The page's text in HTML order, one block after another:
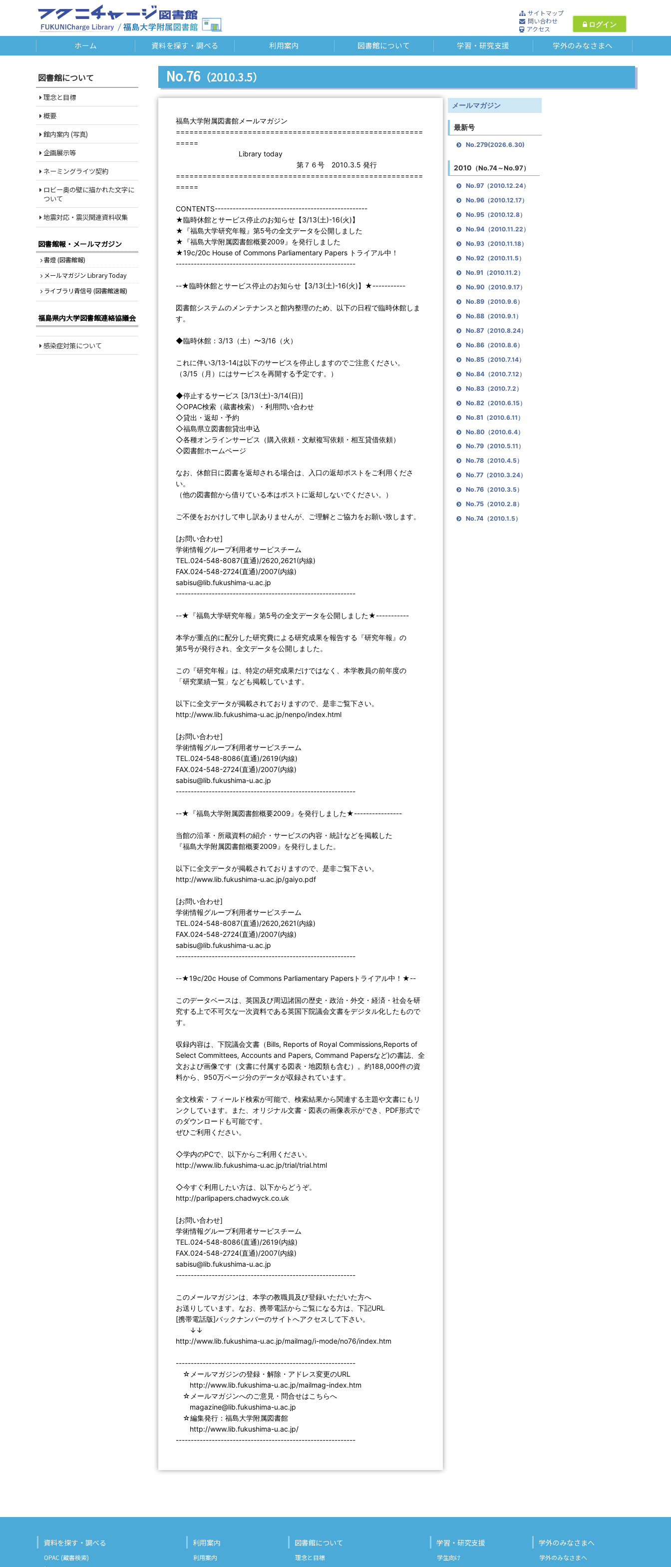
サイトマップ
問い合わせ
アクセス
ログイン
ホーム 資料を探す・調べる 利用案内 図書館について 学習・研究支援 学外のみなさまへ
No.76 （2010.3.5）
福島大学附属図書館メールマガジン
=======================================================
=====
Library today
第７６号 2010.3.5 発行
=======================================================
=====
CONTENTS---------------------------------------------------
★臨時休館とサービス停止のお知らせ【3/13(土)-16(火)】
★『福島大学研究年報』第5号の全文データを公開しました
★『福島大学附属図書館概要2009』を発行しました
★19c/20c House of Commons Parliamentary Papers トライアル中！
------------------------------------------------------------
--★臨時休館とサービス停止のお知らせ【3/13(土)-16(火)】★-----------
図書館システムのメンテナンスと館内整理のため、以下の日程で臨時休館しま
す。
◆臨時休館：3/13（土）〜3/16（火）
これに伴い3/13-14は以下のサービスを停止しますのでご注意ください。
（3/15（月）にはサービスを再開する予定です。）
◆停止するサービス [3/13(土)-3/14(日)]
◇OPAC検索（蔵書検索）・利用問い合わせ
◇貸出・返却・予約
◇福島県立図書館貸出申込
◇各種オンラインサービス（購入依頼・文献複写依頼・相互貸借依頼）
◇図書館ホームページ
なお、休館日に図書を返却される場合は、入口の返却ポストをご利用くださ
い。
（他の図書館から借りている本はポストに返却しないでください。）
ご不便をおかけして申し訳ありませんが、ご理解とご協力をお願い致します。
[お問い合わせ]
学術情報グループ利用者サービスチーム
TEL.024-548-8087(直通)/2620,2621(内線)
FAX.024-548-2724(直通)/2007(内線)
sabisu@lib.fukushima-u.ac.jp
------------------------------------------------------------
--★『福島大学研究年報』第5号の全文データを公開しました★-----------
本学が重点的に配分した研究費による研究成果を報告する『研究年報』の
第5号が発行され、全文データを公開しました。
この『研究年報』は、特定の研究成果だけではなく、本学教員の前年度の
「研究業績一覧」なども掲載しています。
以下に全文データが掲載されておりますので、是非ご覧下さい。
http://www.lib.fukushima-u.ac.jp/nenpo/index.html
[お問い合わせ]
学術情報グループ利用者サービスチーム
TEL.024-548-8086(直通)/2619(内線)
FAX.024-548-2724(直通)/2007(内線)
sabisu@lib.fukushima-u.ac.jp
------------------------------------------------------------
--★『福島大学附属図書館概要2009』を発行しました★----------------
当館の沿革・所蔵資料の紹介・サービスの内容・統計などを掲載した
『福島大学附属図書館概要2009』を発行しました。
以下に全文データが掲載されておりますので、是非ご覧下さい。
http://www.lib.fukushima-u.ac.jp/gaiyo.pdf
[お問い合わせ]
学術情報グループ利用者サービスチーム
TEL.024-548-8087(直通)/2620,2621(内線)
FAX.024-548-2724(直通)/2007(内線)
sabisu@lib.fukushima-u.ac.jp
------------------------------------------------------------
--★19c/20c House of Commons Parliamentary Papersトライアル中！★--
このデータベースは、英国及び周辺諸国の歴史・政治・外交・経済・社会を研
究する上で不可欠な一次資料である英国下院議会文書をデジタル化したもので
す。
収録内容は、下院議会文書（Bills, Reports of Royal Commissions,Reports of
Select Committees, Accounts and Papers, Command Papersなど)の書誌、全
文および画像です（文書に付属する図表・地図類も含む）。約188,000件の資
料から、950万ページ分のデータが収録されています。
全文検索・フィールド検索が可能で、検索結果から関連する主題や文書にもリ
ンクしています。また、オリジナル文書・図表の画像表示ができ、PDF形式で
のダウンロードも可能です。
ぜひご利用ください。
◇学内のPCで、以下からご利用ください。
http://www.lib.fukushima-u.ac.jp/trial/trial.html
◇今すぐ利用したい方は、以下からどうぞ。
http://parlipapers.chadwyck.co.uk
[お問い合わせ]
学術情報グループ利用者サービスチーム
TEL.024-548-8086(直通)/2619(内線)
FAX.024-548-2724(直通)/2007(内線)
sabisu@lib.fukushima-u.ac.jp
------------------------------------------------------------
このメールマガジンは、本学の教職員及び登録いただいた方へ
お送りしています。なお、携帯電話からご覧になる方は、下記URL
[携帯電話版]バックナンバーのサイトへアクセスして下さい。
↓↓
http://www.lib.fukushima-u.ac.jp/mailmag/i-mode/no76/index.htm
------------------------------------------------------------
☆メールマガジンの登録・解除・アドレス変更のURL
http://www.lib.fukushima-u.ac.jp/mailmag-index.htm
☆メールマガジンへのご意見・問合せはこちらへ
magazine@lib.fukushima-u.ac.jp
☆編集発行：福島大学附属図書館
http://www.lib.fukushima-u.ac.jp/
------------------------------------------------------------
メールマガジン
最新号
No.279(2026.6.30)
2010 （No.74～No.97）
No.97 （2010.12.24）
No.96 （2010.12.17）
No.95 （2010.12.8）
No.94 （2010.11.22）
No.93 （2010.11.18）
No.92 （2010.11.5）
No.91 （2010.11.2）
No.90 （2010.9.17）
No.89 （2010.9.6）
No.88 （2010.9.1）
No.87 （2010.8.24）
No.86 （2010.8.6）
No.85 （2010.7.14）
No.84 （2010.7.12）
No.83 （2010.7.2）
No.82 （2010.6.15）
No.81 （2010.6.11）
No.80 （2010.6.4）
No.79 （2010.5.11）
No.78 （2010.4.5）
No.77 （2010.3.24）
No.76 （2010.3.5）
No.75 （2010.2.8）
No.74 （2010.1.5）
図書館について
理念と目標
概要
館内案内 (写真)
企画展示等
ネーミングライツ契約
ロビー奥の壁に描かれた文字に
ついて
地震対応・震災関連資料収集
図書館報・メールマガジン
書燈 (図書館報)
メールマガジン Library Today
ライブラリ青信号 (図書館速報)
福島県内大学図書館連絡協議会
感染症対策について
資料を探す・調べる
OPAC (蔵書検索)
利用案内
利用案内
図書館について
理念と目標
学習・研究支援
学生向け
学外のみなさまへ
学外のみなさまへ